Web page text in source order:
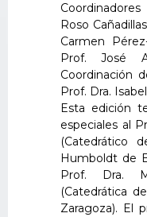
Roso
Carmen
Prof. José
Coordinación
Prof. Dra.
Esta edición
especiales al
(Catedrático
Humboldt de
Prof. Dra.
(Catedrática
Zaragoza). El